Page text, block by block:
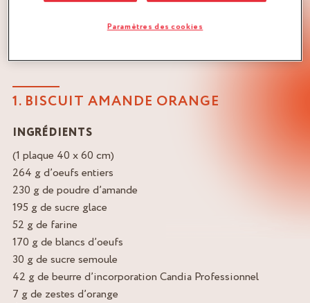
RECETTE DE BÛCHE ORANGE PASSION
1. BISCUIT AMANDE ORANGE
INGRÉDIENTS
(1 plaque 40 x 60 cm)
264 g d’oeufs entiers
230 g de poudre d’amande
195 g de sucre glace
52 g de farine
170 g de blancs d’oeufs
30 g de sucre semoule
42 g de beurre d’incorporation Candia Professionnel
7 g de zestes d’orange
Paramètres des cookies